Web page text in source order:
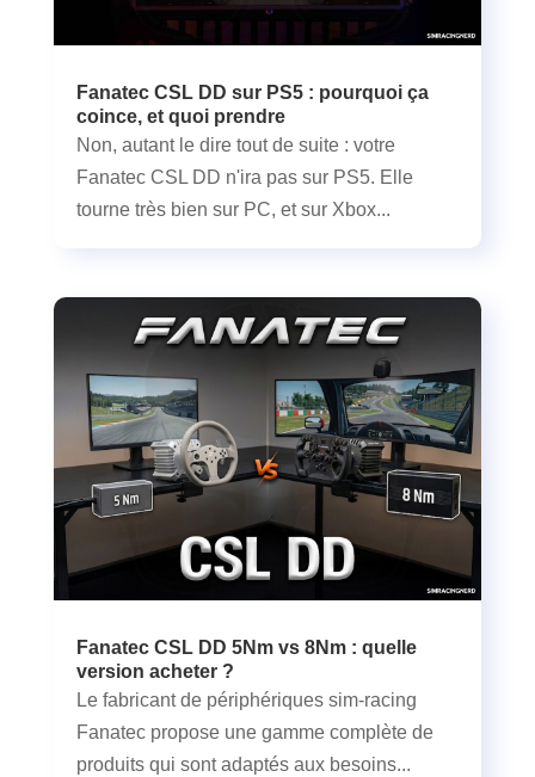
Fanatec CSL DD sur PS5 : pourquoi ça
coince, et quoi prendre
Non, autant le dire tout de suite : votre
Fanatec CSL DD n'ira pas sur PS5. Elle
tourne très bien sur PC, et sur Xbox...
Fanatec CSL DD 5Nm vs 8Nm : quelle
version acheter ?
Le fabricant de périphériques sim-racing
Fanatec propose une gamme complète de
produits qui sont adaptés aux besoins...